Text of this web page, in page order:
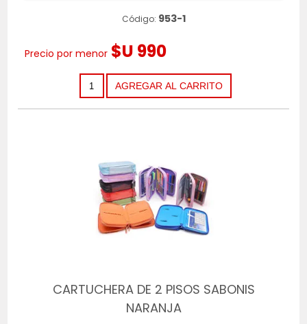
Código: 953-1
Precio por menor $U 990
CARTUCHERA DE 2 PISOS SABONIS
NARANJA